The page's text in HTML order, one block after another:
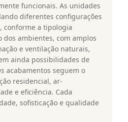
funcionais. As unidades
diferentes configurações
conforme a tipologia
ambientes, com amplos
e ventilação naturais,
ainda possibilidades de
acabamentos seguem o
residencial, ar-
e eficiência. Cada
sofisticação e qualidade